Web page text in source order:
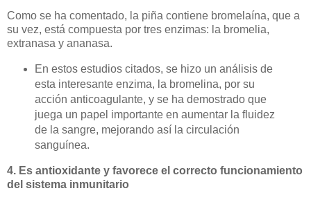
Como se ha comentado, la piña contiene bromelaína, que a
su vez, está compuesta por tres enzimas: la bromelia,
extranasa y ananasa.
En estos estudios citados, se hizo un análisis de
esta interesante enzima, la bromelina, por su
acción anticoagulante, y se ha demostrado que
juega un papel importante en aumentar la fluidez
de la sangre, mejorando así la circulación
sanguínea.
4. Es antioxidante y favorece el correcto funcionamiento
del sistema inmunitario